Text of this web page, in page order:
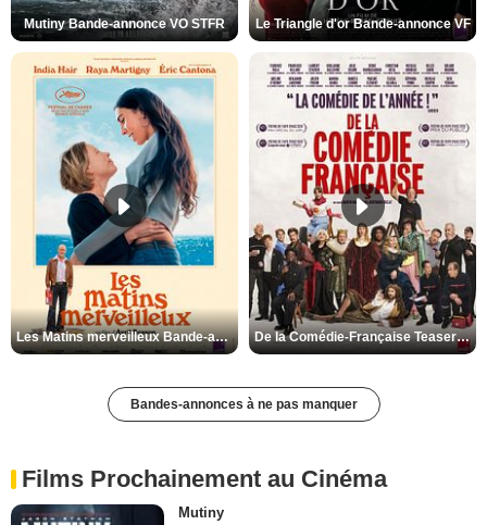
Mutiny Bande-annonce VO STFR Le Triangle d'or Bande-annonce VF
Les Matins merveilleux Bande-annonce VF De la Comédie-Française Teaser VF
Bandes-annonces à ne pas manquer
Films Prochainement au Cinéma
Mutiny